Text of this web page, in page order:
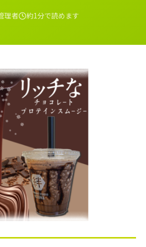
理者 約1分で読めます